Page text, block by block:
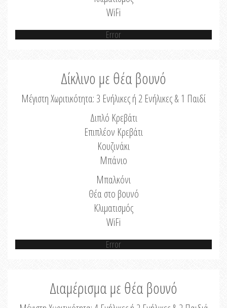
WiFi
Error
Δίκλινο με θέα βουνό
Μέγιστη Χωριτικότητα: 3 Ενήλικες ή 2 Ενήλικες & 1 Παιδί
Διπλό Κρεβάτι
Επιπλέον Κρεβάτι
Κουζινάκι
Μπάνιο
Μπαλκόνι
Θέα στο βουνό
Κλιματισμός
WiFi
Error
Διαμέρισμα με θέα βουνό